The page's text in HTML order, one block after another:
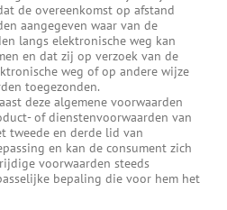
de overeenkomst op afstand
aangegeven waar van de
langs elektronische weg kan
en dat zij op verzoek van de
weg of op andere wijze
toegezonden.
deze algemene voorwaarden
of dienstenvoorwaarden van
tweede en derde lid van
en kan de consument zich
voorwaarden steeds
bepaling die voor hem het